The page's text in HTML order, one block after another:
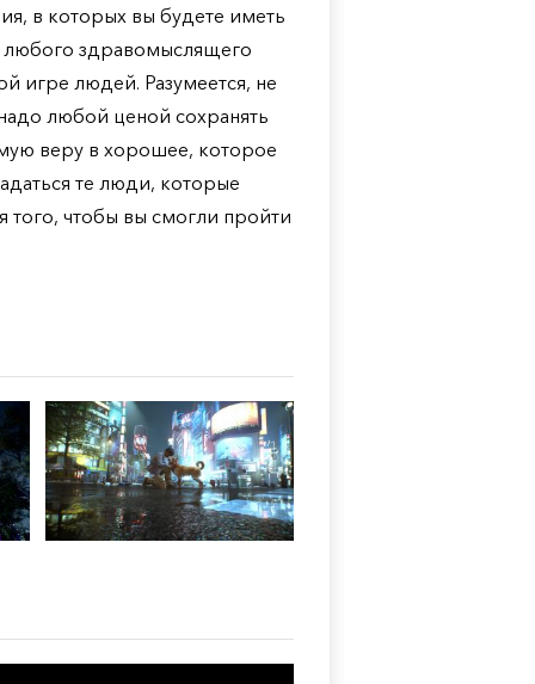
в которых вы будете иметь
любого здравомыслящего
игре людей. Разумеется, не
любой ценой сохранять
веру в хорошее, которое
те люди, которые
чтобы вы смогли пройти